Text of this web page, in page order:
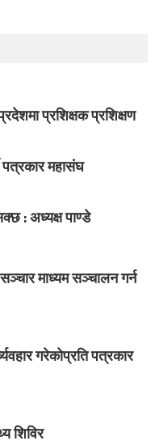
प्रशिक्षक प्रशिक्षण
पत्रकार महासंघ
: अध्यक्ष पाण्डे
माध्यम सञ्चालन गर्न
गरेकोप्रति पत्रकार
शिविर